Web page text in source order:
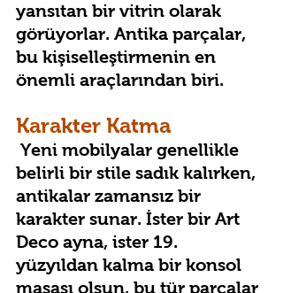
yansıtan bir vitrin olarak
görüyorlar. Antika parçalar,
bu kişiselleştirmenin en
önemli araçlarından biri.
Karakter Katma
belirli bir stile sadık kalırken,
antikalar zamansız bir
karakter sunar. İster bir Art
Deco ayna, ister 19.
yüzyıldan kalma bir konsol
masası olsun, bu tür parçalar